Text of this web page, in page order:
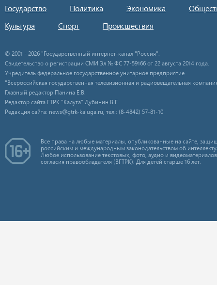
Государство Политика Экономика
Культура
Спорт Происшествия
© 2001 - 2026 "Государственный интернет-канал "Россия".
Свидетельство о регистрации СМИ Эл № ФС 77-59166 от 22 августа 2014 года.
Учредитель федеральное государственное унитарное предприятие
"Всероссийская государственная телевизионная и радиовещательная
Главный редактор Панина Е.В.
Редактор сайта ГТРК "Калуга" Дубинин В.Г.
Редакция сайта: news@gtrk-kaluga.ru, тел.: (8-4842) 57-81-10
Все права на любые материалы, опубликованные на сайте,
российским и международным законодательством об
Любое использование текстовых, фото, аудио и
согласия правообладателя (ВГТРК). Для детей старше 16 лет.